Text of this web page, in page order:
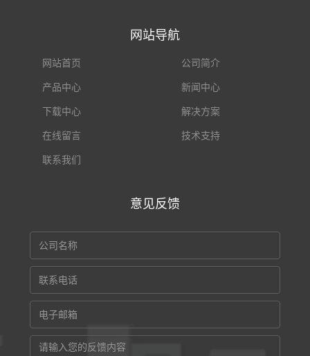
网站导航
网站首页 公司简介
产品中心 新闻中心
下载中心 解决方案
在线留言 技术支持
联系我们
意见反馈